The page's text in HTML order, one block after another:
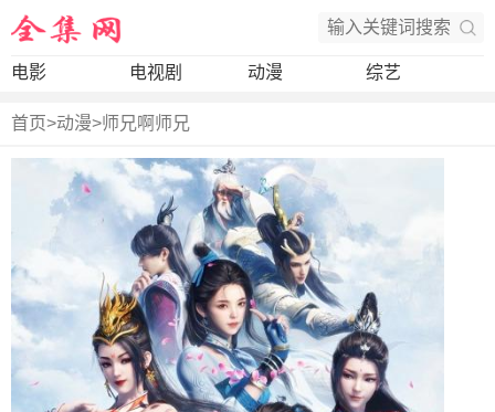
电影 电视剧 动漫 综艺
首页>动漫>师兄啊师兄